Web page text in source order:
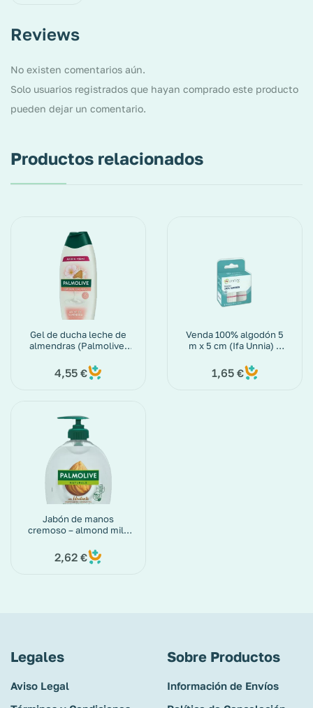
Reviews
No existen comentarios aún.
Solo usuarios registrados que hayan comprado este producto
pueden dejar un comentario.
Productos relacionados
Gel de ducha leche de
almendras (Palmolive)
4,55 €
Venda 100% algodón 5
m x 5 cm (Ifa Unnia) 2
1,65 €
Jabón de manos
cremoso – almond milk
2,62 €
Legales
Aviso Legal
Sobre Productos
Información de Envíos